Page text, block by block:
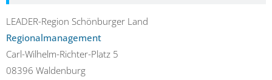
LEADER-Region Schönburger Land
Regionalmanagement
Carl-Wilhelm-Richter-Platz 5
08396 Waldenburg